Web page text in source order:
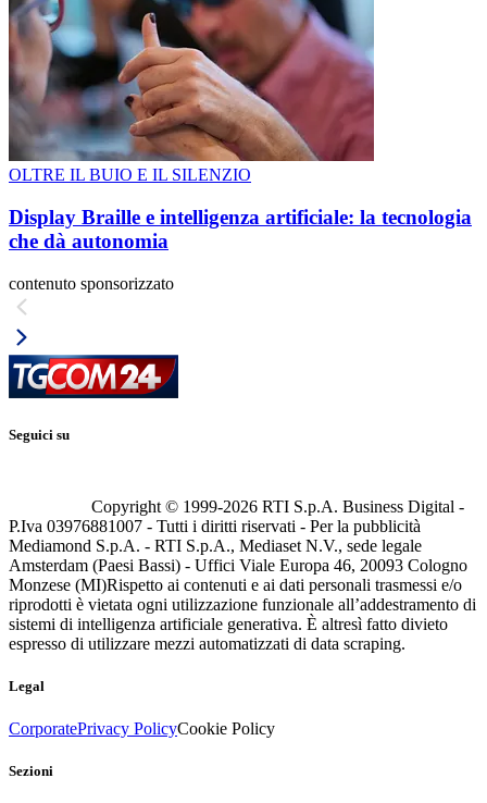
OLTRE IL BUIO E IL SILENZIO
Display Braille e intelligenza artificiale: la tecnologia
che dà autonomia
contenuto sponsorizzato
Seguici su
Copyright © 1999-2026 RTI S.p.A. Business Digital -
P.Iva 03976881007 - Tutti i diritti riservati - Per la pubblicità
Mediamond S.p.A. - RTI S.p.A., Mediaset N.V., sede legale
Amsterdam (Paesi Bassi) - Uffici Viale Europa 46, 20093 Cologno
Monzese (MI)Rispetto ai contenuti e ai dati personali trasmessi e/o
riprodotti è vietata ogni utilizzazione funzionale all’addestramento di
sistemi di intelligenza artificiale generativa. È altresì fatto divieto
espresso di utilizzare mezzi automatizzati di data scraping.
Legal
CorporatePrivacy PolicyCookie Policy
Sezioni